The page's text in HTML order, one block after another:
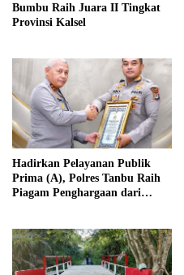
Bumbu Raih Juara II Tingkat
Provinsi Kalsel
Hadirkan Pelayanan Publik
Prima (A), Polres Tanbu Raih
Piagam Penghargaan dari